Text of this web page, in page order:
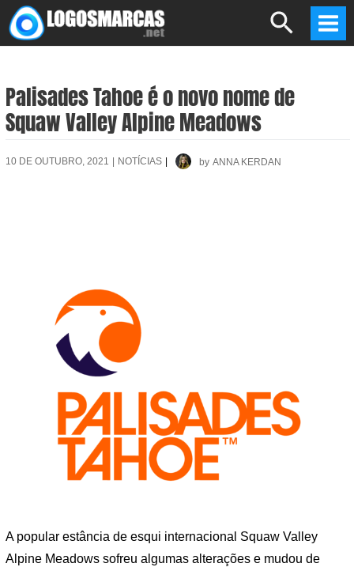
Skip
to
Search
Palisades Tahoe é o novo nome de
Squaw Valley Alpine Meadows
10 DE OUTUBRO, 2021 NOTÍCIAS by ANNA KERDAN
A popular estância de esqui internacional Squaw Valley
Alpine Meadows sofreu algumas alterações e mudou de